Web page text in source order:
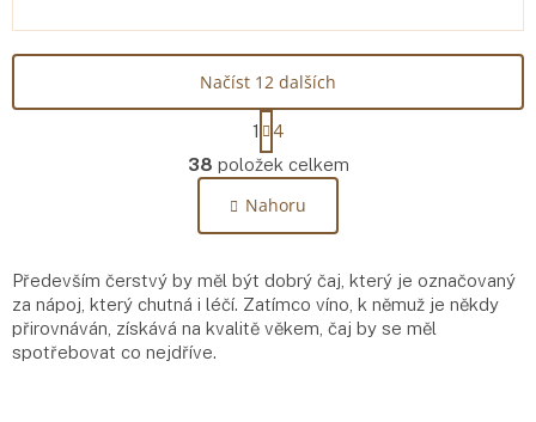
O
v
l
á
d
a
c
í
p
Načíst 12 dalších
S
t
r
á
n
k
o
á
n
í
1 4
38 položek celkem
Nahoru
Především čerstvý by měl být dobrý čaj, který je označovaný
za nápoj, který chutná i léčí. Zatímco víno, k němuž je někdy
přirovnáván, získává na kvalitě věkem, čaj by se měl
spotřebovat co nejdříve.